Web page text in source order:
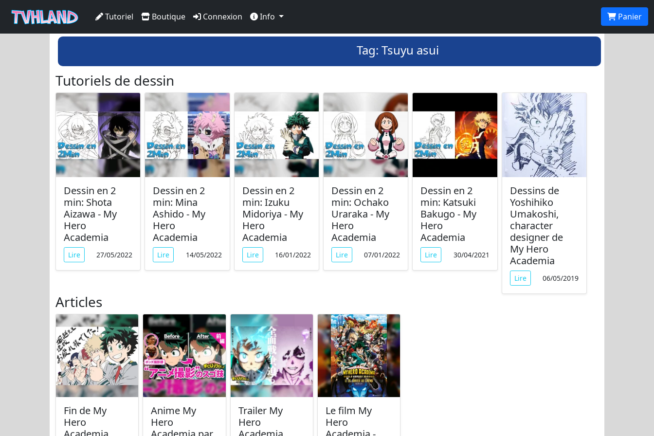
Tutoriel Boutique Connexion Info Panier
Tag: Tsuyu asui
Tutoriels de dessin
Dessin en 2
min: Shota
Aizawa - My
Hero
Academia
Lire 27/05/2022
Dessin en 2
min: Mina
Ashido - My
Hero
Academia
Lire 14/05/2022
Dessin en 2
min: Izuku
Midoriya - My
Hero
Academia
Lire 16/01/2022
Dessin en 2
min: Ochako
Uraraka - My
Hero
Academia
Lire 07/01/2022
Dessin en 2
min: Katsuki
Bakugo - My
Hero
Academia
Lire 30/04/2021
Dessins de
Yoshihiko
Umakoshi,
character
designer de
My Hero
Academia
Lire 06/05/2019
Articles
Fin de My
Hero
Anime My
Hero
Trailer My
Hero
Le film My
Hero